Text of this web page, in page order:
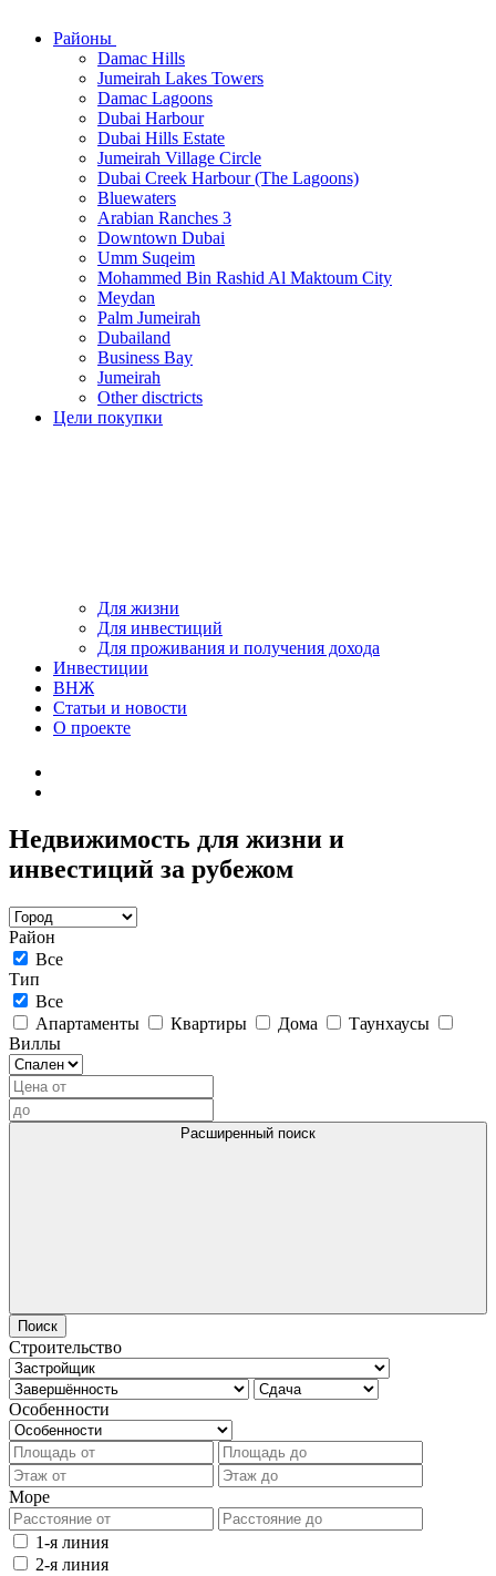
Районы
Damac Hills
Jumeirah Lakes Towers
Damac Lagoons
Dubai Harbour
Dubai Hills Estate
Jumeirah Village Circle
Dubai Creek Harbour (The Lagoons)
Bluewaters
Arabian Ranches 3
Downtown Dubai
Umm Suqeim
Mohammed Bin Rashid Al Maktoum City
Meydan
Palm Jumeirah
Dubailand
Business Bay
Jumeirah
Other disctricts
Цели покупки
Для жизни
Для инвестиций
Для проживания и получения дохода
Инвестиции
ВНЖ
Статьи и новости
О проекте
Недвижимость для жизни и
инвестиций за рубежом
Район
Все
Тип
Все
Апартаменты
Квартиры Дома
Таунхаусы
Виллы
Поиск
Строительство
Особенности
Море
1-я линия
2-я линия